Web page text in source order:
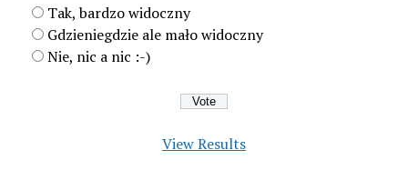
Tak, bardzo widoczny
Gdzieniegdzie ale mało widoczny
Nie, nic a nic :-)
View Results